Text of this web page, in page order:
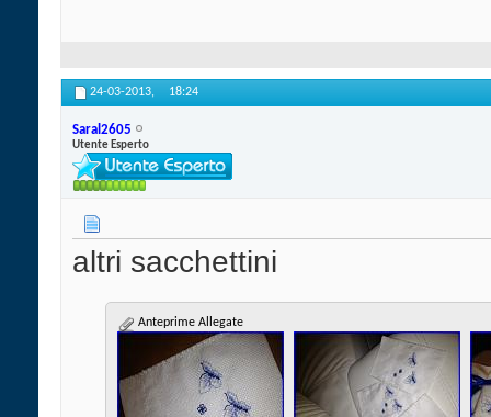
24-03-2013, 18:24
Saral2605
Utente Esperto
altri sacchettini
Anteprime Allegate